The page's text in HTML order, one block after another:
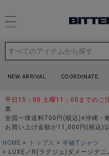
NEW ARRIVAL COORDINATE
平日15：00 土曜11：00までのご
業
全国一律送料700円(税込)※沖縄・
お買い上げ金額が11,000円(税込)
HOME トップス
半袖Tシャツ
LUXE／R(ラグジュ)ダメージデ